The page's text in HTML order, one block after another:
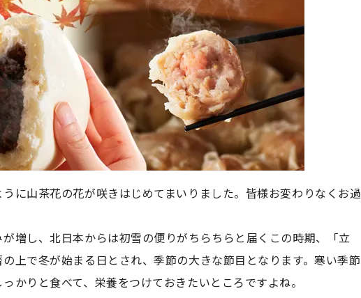
に山茶花の花が咲きはじめてまいりました。皆様お変わりなくお過
増し、北日本からは初雪の便りがちらちらと届くこの時期、「立
上で冬が始まる日とされ、季節の大きな節目となります。寒い季節
かりと食べて、栄養をつけておきたいところですよね。